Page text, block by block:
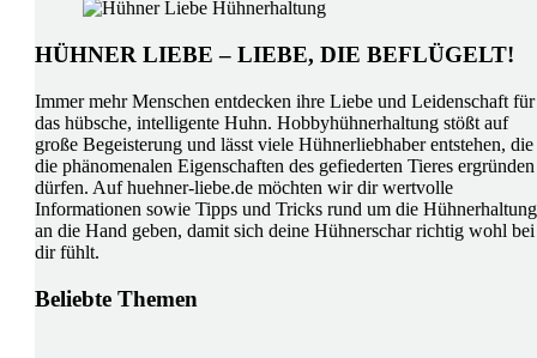
HÜHNER LIEBE – LIEBE, DIE BEFLÜGELT!
Immer mehr Menschen entdecken ihre Liebe und Leidenschaft für
das hübsche, intelligente Huhn. Hobbyhühnerhaltung stößt auf
große Begeisterung und lässt viele Hühnerliebhaber entstehen, die
die phänomenalen Eigenschaften des gefiederten Tieres ergründen
dürfen. Auf huehner-liebe.de möchten wir dir wertvolle
Informationen sowie Tipps und Tricks rund um die Hühnerhaltung
an die Hand geben, damit sich deine Hühnerschar richtig wohl bei
dir fühlt.
Beliebte Themen